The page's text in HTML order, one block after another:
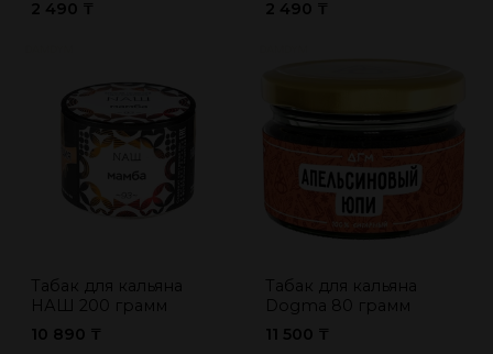
2 490 ₸
2 490 ₸
Табак для кальяна
НАШ 200 грамм
10 890 ₸
Табак для кальяна
Dogma 80 грамм
11 500 ₸